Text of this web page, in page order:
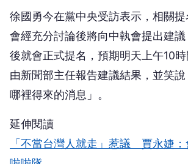
徐國勇今在黨中央受訪表示，相關
會經充分討論後將向中執會提出建
後就會正式提名，預期明天上午10時
由新聞部主任報告建議結果，並笑
哪裡得來的消息」。
延伸閱讀
「不當台灣人就走」惹議 賈永婕